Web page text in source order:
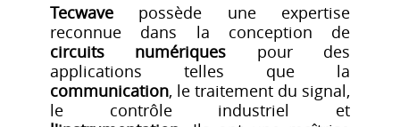
Tecwave possède une expertise
reconnue dans la conception de
circuits numériques pour des
applications telles que la
communication, le traitement du signal,
le contrôle industriel et